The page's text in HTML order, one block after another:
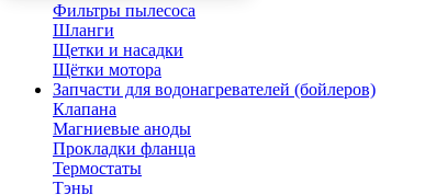
Фильтры пылесоса
Шланги
Щетки и насадки
Щётки мотора
Запчасти для водонагревателей (бойлеров)
Клапана
Магниевые аноды
Прокладки фланца
Термостаты
Тэны